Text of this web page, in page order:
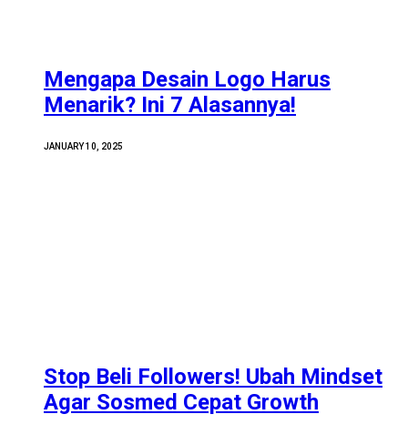
Mengapa Desain Logo Harus
Menarik? Ini 7 Alasannya!
JANUARY 10, 2025
Stop Beli Followers! Ubah Mindset
Agar Sosmed Cepat Growth